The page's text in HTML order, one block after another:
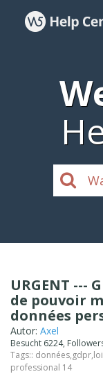
URGENT ---
de pouvoir
données
Autor: Axel
Besucht 6224,
Tags:: données,gdpr,loi
professional 14